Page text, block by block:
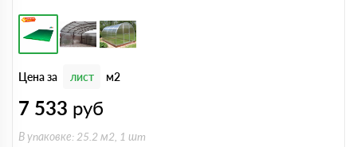
Цена за лист м2
7 533 руб
В упаковке: 25.2 м2, 1 шт